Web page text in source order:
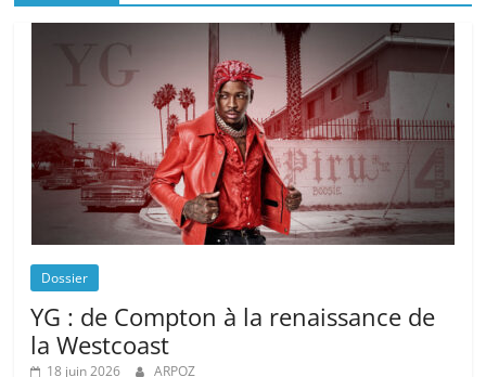
Dossier
YG : de Compton à la renaissance de
la Westcoast
18 juin 2026 ARPOZ